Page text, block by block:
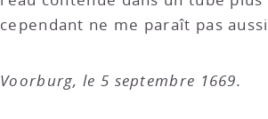
cependant ne me paraît pas
Voorburg, le 5 septembre 1669.